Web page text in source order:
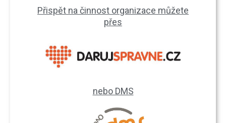
Přispět na činnost organizace můžete
přes
nebo DMS